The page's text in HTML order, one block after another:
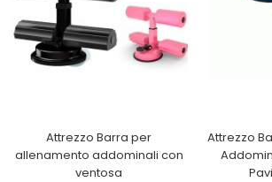
TOGLIERE EFFICACE I PELI L'effetto della
evidente, è adatto a tutte le
Attrezzo Barra per
allenamento addominali con
ventosa
Attrezzo